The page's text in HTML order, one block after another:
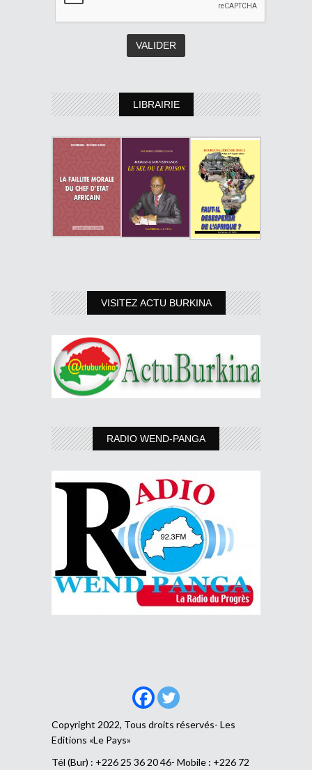
LIBRAIRIE
VISITEZ ACTU BURKINA
RADIO WEND-PANGA
Copyright 2022, Tous droits réservés- Les
Editions «Le Pays»
Tél (Bur) : +226 25 36 20 46- Mobile : +226 72